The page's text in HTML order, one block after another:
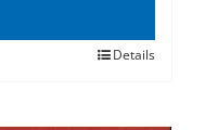
Details